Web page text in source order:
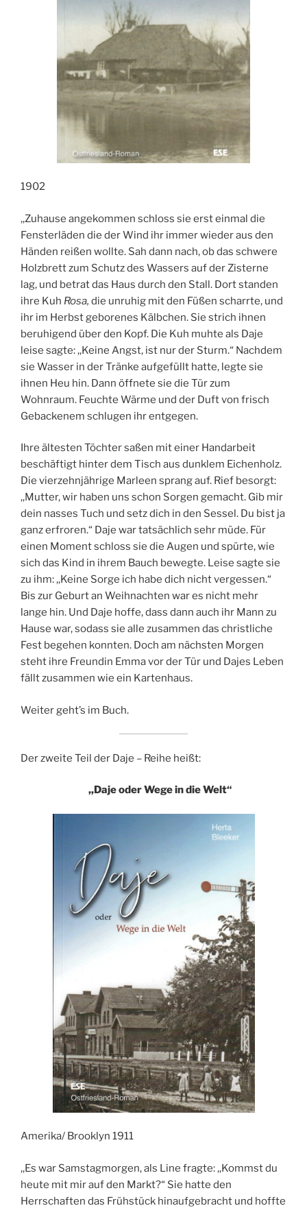
1902
,,Zuhause angekommen schloss sie erst einmal die
Fensterläden die der Wind ihr immer wieder aus den
Händen reißen wollte. Sah dann nach, ob das schwere
Holzbrett zum Schutz des Wassers auf der Zisterne
lag, und betrat das Haus durch den Stall. Dort standen
ihre Kuh Rosa, die unruhig mit den Füßen scharrte, und
ihr im Herbst geborenes Kälbchen. Sie strich ihnen
beruhigend über den Kopf. Die Kuh muhte als Daje
leise sagte: ,,Keine Angst, ist nur der Sturm.“ Nachdem
sie Wasser in der Tränke aufgefüllt hatte, legte sie
ihnen Heu hin. Dann öffnete sie die Tür zum
Wohnraum. Feuchte Wärme und der Duft von frisch
Gebackenem schlugen ihr entgegen.
Ihre ältesten Töchter saßen mit einer Handarbeit
beschäftigt hinter dem Tisch aus dunklem Eichenholz.
Die vierzehnjährige Marleen sprang auf. Rief besorgt:
,,Mutter, wir haben uns schon Sorgen gemacht. Gib mir
dein nasses Tuch und setz dich in den Sessel. Du bist ja
ganz erfroren.“ Daje war tatsächlich sehr müde. Für
einen Moment schloss sie die Augen und spürte, wie
sich das Kind in ihrem Bauch bewegte. Leise sagte sie
zu ihm: ,,Keine Sorge ich habe dich nicht vergessen.“
Bis zur Geburt an Weihnachten war es nicht mehr
lange hin. Und Daje hoffe, dass dann auch ihr Mann zu
Hause war, sodass sie alle zusammen das christliche
Fest begehen konnten. Doch am nächsten Morgen
steht ihre Freundin Emma vor der Tür und Dajes Leben
fällt zusammen wie ein Kartenhaus.
Weiter geht’s im Buch.
Der zweite Teil der Daje – Reihe heißt:
,,Daje oder Wege in die Welt“
Amerika/ Brooklyn 1911
,,Es war Samstagmorgen, als Line fragte: ,,Kommst du
heute mit mir auf den Markt?“ Sie hatte den
Herrschaften das Frühstück hinaufgebracht und hoffte